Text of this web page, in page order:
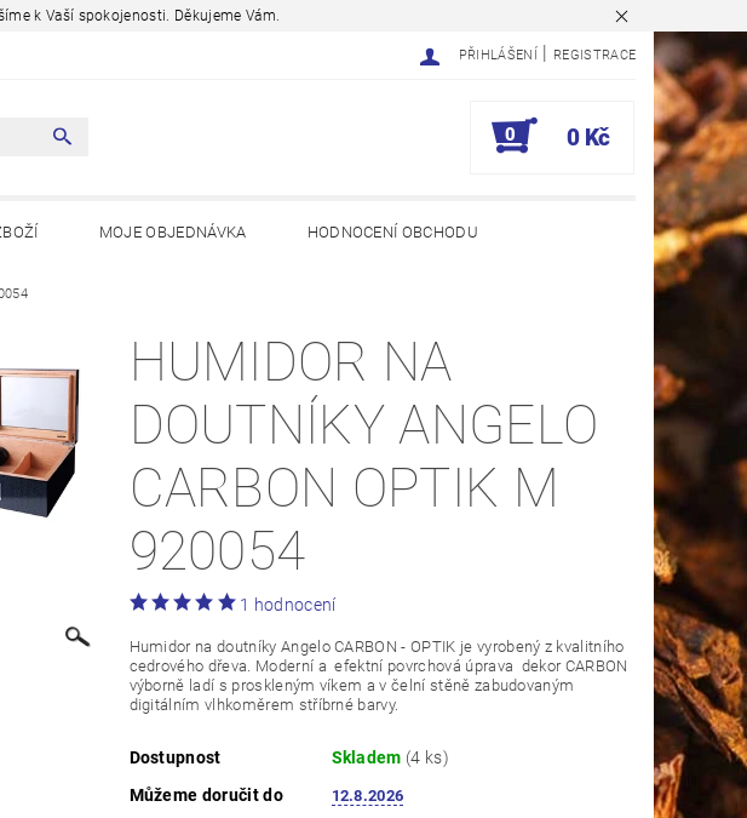
k Vaší spokojenosti. Děkujeme Vám.
PŘIHLÁŠENÍ REGISTRACE
0 0 Kč
MOJE OBJEDNÁVKA HODNOCENÍ OBCHODU
HUMIDOR NA
DOUTNÍKY ANGELO
CARBON OPTIK M
920054
1 hodnocení
Humidor na doutníky Angelo CARBON - OPTIK je vyrobený z kvalitního
cedrového dřeva. Moderní a efektní povrchová úprava dekor CARBON
výborně ladí s proskleným víkem a v čelní stěně zabudovaným
digitálním vlhkoměrem stříbrné barvy.
Dostupnost Skladem (4 ks)
Můžeme doručit do
12.8.2026